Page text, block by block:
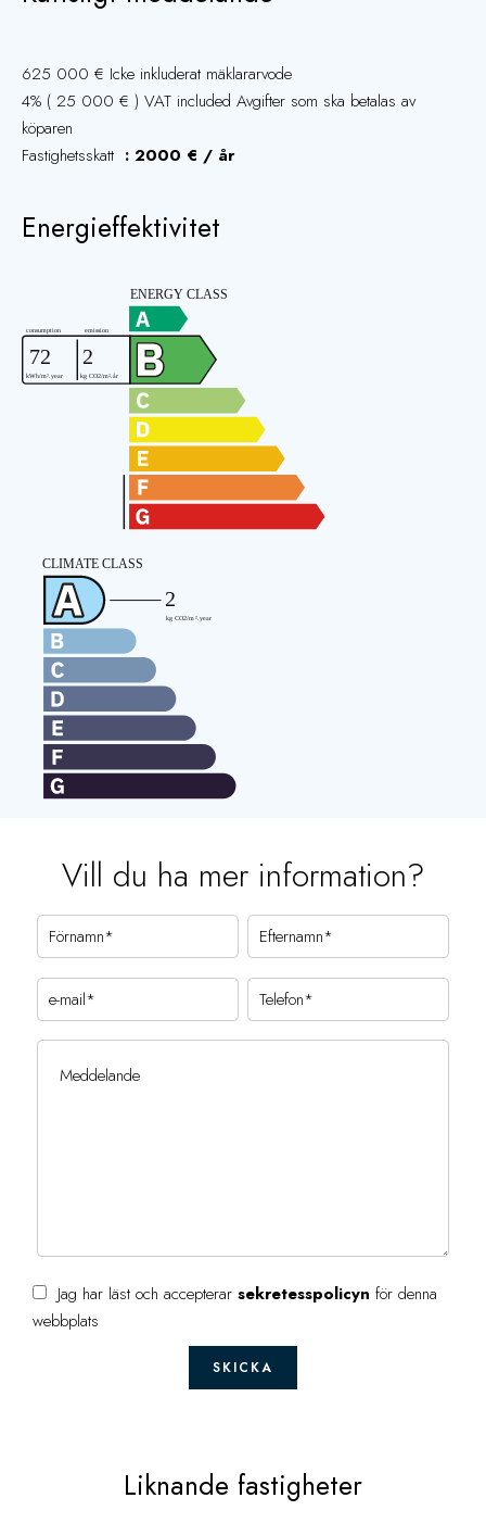
625 000 € Icke inkluderat mäklararvode
4% ( 25 000 € ) VAT included Avgifter som ska betalas av
köparen
Fastighetsskatt
2000 € / år
Energieffektivitet
Vill du ha mer information?
Jag har läst och accepterar sekretesspolicyn för denna
webbplats
SKICKA
Liknande fastigheter